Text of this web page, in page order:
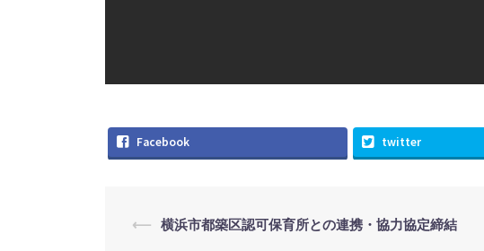
Facebook twitter
投
⟵ 横浜市都築区認可保育所との連携・協力協定締結